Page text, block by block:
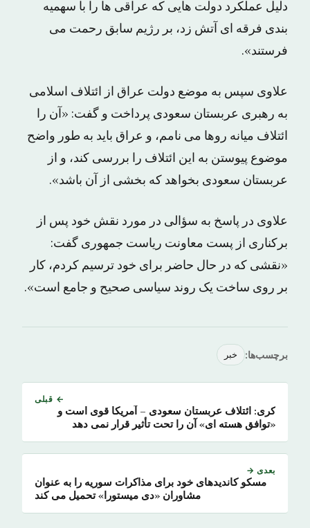
دلیل عملکرد دولت هایی که عراقی ها را با سهمیه
بندی فرقه ای آتش زد، بر رژیم سابق رحمت می
فرستند».
علاوی سپس به موضع دولت عراق از ائتلاف اسلامی
به رهبری عربستان سعودی پرداخت و گفت: «آن را
ائتلاف میانه روها می نامم، و عراق باید به طور واضح
موضوع پیوستن به این ائتلاف را بررسی کند، و از
عربستان سعودی بخواهد که بخشی از آن باشد».
علاوی در پاسخ به سؤالی در مورد نقش خود پس از
برکناری از پست معاونت ریاست جمهوری گفت:
«نقشی که در حال حاضر برای خود ترسیم کردم، کار
بر روی ساخت یک روند سیاسی صحیح و جامع است».
برچسب‌ها: خبر
← قبلی
کری: ائتلاف عربستان سعودی – آمریکا قوی است و
«توافق هسته ای» آن را تحت تأثیر قرار نمی دهد
بعدی →
مسکو کاندیدهای خود برای مذاکرات سوریه را به عنوان
مشاوران «دی میستورا» تحمیل می کند